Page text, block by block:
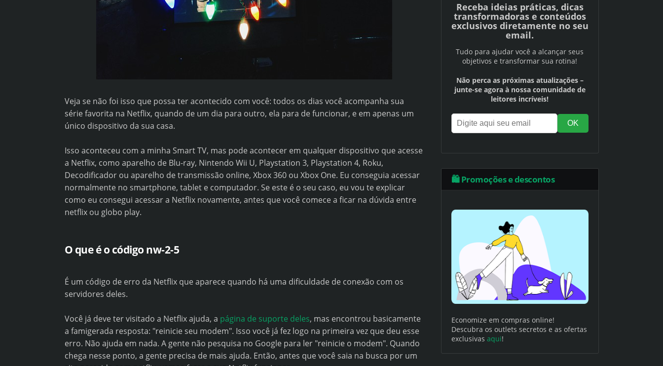
Veja se não foi isso que possa ter acontecido com você: todos os dias você acompanha sua
série favorita na Netflix, quando de um dia para outro, ela para de funcionar, e em apenas um
único dispositivo da sua casa.
Isso aconteceu com a minha Smart TV, mas pode acontecer em qualquer dispositivo que acesse
a Netflix, como aparelho de Blu-ray, Nintendo Wii U, Playstation 3, Playstation 4, Roku,
Decodificador ou aparelho de transmissão online, Xbox 360 ou Xbox One. Eu conseguia acessar
normalmente no smartphone, tablet e computador. Se este é o seu caso, eu vou te explicar
como eu consegui acessar a Netflix novamente, antes que você comece a ficar na dúvida entre
netflix ou globo play.
O que é o código nw-2-5
É um código de erro da Netflix que aparece quando há uma dificuldade de conexão com os
servidores deles.
Você já deve ter visitado a Netflix ajuda, a página de suporte deles, mas encontrou basicamente
a famigerada resposta: "reinicie seu modem". Isso você já fez logo na primeira vez que deu esse
erro. Não ajuda em nada. A gente não pesquisa no Google para ler "reinicie o modem". Quando
chega nesse ponto, a gente precisa de mais ajuda. Então, antes que você saia na busca por um
Receba ideias práticas, dicas
transformadoras e conteúdos
exclusivos diretamente no seu
email.
Tudo para ajudar você a alcançar seus
objetivos e transformar sua rotina!
Não perca as próximas atualizações –
junte-se agora à nossa comunidade de
leitores incríveis!
🛍️ Promoções e descontos
Economize em compras online!
Descubra os outlets secretos e as ofertas
exclusivas aqui!